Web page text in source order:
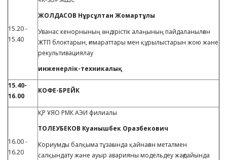
15.20 -
15.40
ЖОЛДАСОВ Нұрсұлтан Жомартұлы
Уванас кенорнының өндірістік алаңының пайдаланылған
ЖТП блоктарын, ғимараттары мен құрылыстарын жою және
рекультивациялау
инженерлік-техникалық
15.40-
16.00
КОФЕ-БРЕЙК
16.00 -
16.20
ҚР ҰЯО РМК АЭИ филиалы
ТОЛЕУБЕКОВ Куанышбек Оразбекович
Кориумды балқыма тұзағында қайнаған металмен
салқындату және ауыр аварияны модельдеу жағдайында